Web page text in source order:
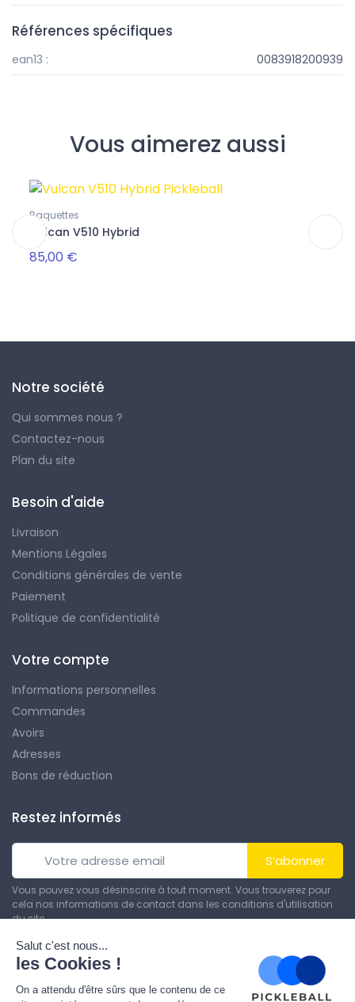
Références spécifiques
ean13 : 0083918200939
Vous aimerez aussi
Raquettes
Vulcan V510 Hybrid
85,00 €
Grips
Notre société
Qui sommes nous ?
Contactez-nous
Plan du site
Besoin d'aide
Livraison
Mentions Légales
Conditions générales de vente
Paiement
Politique de confidentialité
Votre compte
Informations personnelles
Commandes
Avoirs
Adresses
Bons de réduction
Restez informés
S’abonner
Vous pouvez vous désinscrire à tout moment. Vous trouverez pour
cela nos informations de contact dans les conditions d'utilisation
du site.
© Tous droits réservés. Réalisé parTheme PrestaShop.